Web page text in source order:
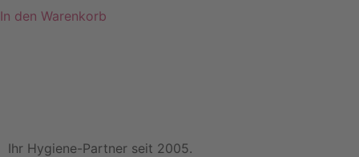
In den Warenkorb
Ihr Hygiene-Partner seit 2005.